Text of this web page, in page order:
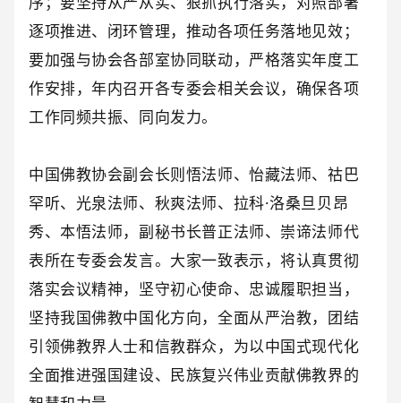
逐项推进、闭环管理，推动各项任务落地见效；
要加强与协会各部室协同联动，严格落实年度工
作安排，年内召开各专委会相关会议，确保各项
工作同频共振、同向发力。
中国佛教协会副会长则悟法师、怡藏法师、祜巴
罕听、光泉法师、秋爽法师、拉科·洛桑旦贝昂
秀、本悟法师，副秘书长普正法师、崇谛法师代
表所在专委会发言。大家一致表示，将认真贯彻
落实会议精神，坚守初心使命、忠诚履职担当，
坚持我国佛教中国化方向，全面从严治教，团结
引领佛教界人士和信教群众，为以中国式现代化
全面推进强国建设、民族复兴伟业贡献佛教界的